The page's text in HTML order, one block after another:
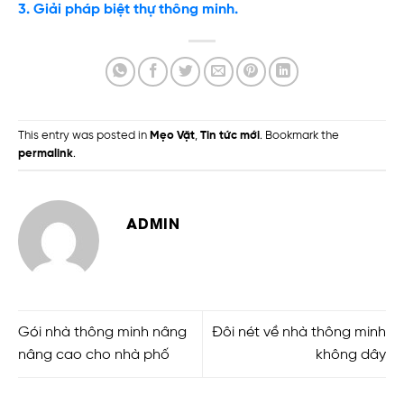
3. Giải pháp biệt thự thông minh.
This entry was posted in Mẹo Vặt Tin tức mới. Bookmark the
permalink.
ADMIN
Gói nhà thông minh nâng
nâng cao cho nhà phố
Đôi nét về nhà thông minh
không dây